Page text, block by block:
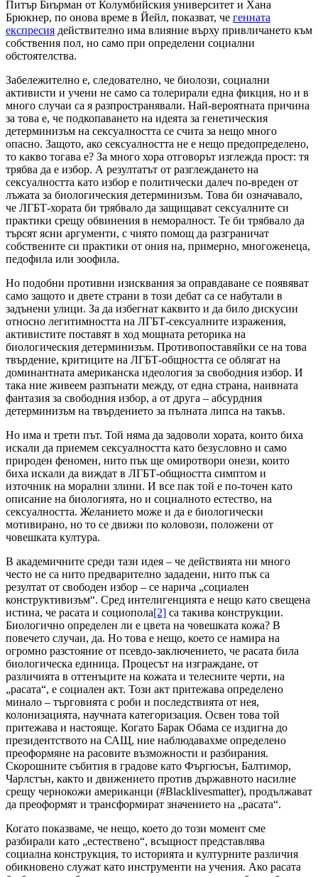
Питър Биърман от Колумбийския университет и Хана
Брюкнер, по онова време в Йейл, показват, че генната
експресия действително има влияние върху привличането към
собствения пол, но само при определени социални
обстоятелства.
Забележително е, следователно, че биолози, социални
активисти и учени не само са толерирали една фикция, но и в
много случаи са я разпространявали. Най-вероятната причина
за това е, че подкопаването на идеята за генетическия
детерминизъм на сексуалността се счита за нещо много
опасно. Защото, ако сексуалността не е нещо предопределено,
то какво тогава е? За много хора отговорът изглежда прост: тя
трябва да е избор. А резултатът от разглеждането на
сексуалността като избор е политически далеч по-вреден от
лъжата за биологическия детерминизъм. Това би означавало,
че ЛГБТ-хората би трябвало да защищават сексуалните си
практики срещу обвинения в неморалност. Те би трябвало да
търсят ясни аргументи, с чиято помощ да разграничат
собствените си практики от ония на, примерно, многоженеца,
педофила или зоофила.
Но подобни противни изисквания за оправдаване се появяват
само защото и двете страни в този дебат са се набутали в
задънени улици. За да избегнат каквито и да било дискусии
относно легитимността на ЛГБТ-сексуалните изражения,
активистите поставят в ход мощната реторика на
биологическия детерминизъм. Противопоставяйки се на това
твърдение, критиците на ЛГБТ-общността се облягат на
доминантната американска идеология за свободния избор. И
така ние живеем разпънати между, от една страна, наивната
фантазия за свободния избор, а от друга – абсурдния
детерминизъм на твърдението за пълната липса на такъв.
Но има и трети път. Той няма да задоволи хората, които биха
искали да приемем сексуалността като безусловно и само
природен феномен, нито пък ще омиротвори онези, които
биха искали да виждат в ЛГБТ-общността симптом и
източник на морални злини. И все пак той е по-точен като
описание на биологията, но и социалното естество, на
сексуалността. Желанието може и да е биологически
мотивирано, но то се движи по коловози, положени от
човешката култура.
В академичните среди тази идея – че действията ни много
често не са нито предварително зададени, нито пък са
резултат от свободен избор – се нарича „социален
конструктивизъм“. Сред интелигенцията е нещо като свещена
истина, че расата и социопола[2] са такива конструкции.
Биологично определен ли е цвета на човешката кожа? В
повечето случаи, да. Но това е нещо, което се намира на
огромно разстояние от псевдо-заключението, че расата била
биологическа единица. Процесът на изграждане, от
различията в оттенъците на кожата и телесните черти, на
„расата“, е социален акт. Този акт притежава определено
минало – търговията с роби и последствията от нея,
колонизацията, научната категоризация. Освен това той
притежава и настояще. Когато Барак Обама се издигна до
президентството на САЩ, ние наблюдавахме определено
преоформяне на расовите възможности и разбирания.
Скорошните събития в градове като Фъргюсън, Балтимор,
Чарлстън, както и движението против държавното насилие
срещу чернокожи американци (#Blacklivesmatter), продължават
да преоформят и трансформират значението на „расата“.
Когато показваме, че нещо, което до този момент сме
разбирали като „естествено“, всъщност представлява
социална конструкция, то историята и културните различия
обикновено служат като инструменти на учения. Ако расата